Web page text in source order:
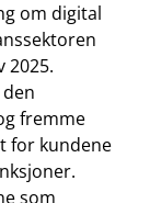
om digital
2025.
fremme
for kundene
som